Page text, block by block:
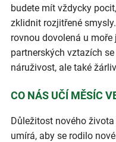
budete mít vždycky
zklidnit rozjitřené
rovnou dovolená u
partnerských vztazích
náruživost, ale také
CO NÁS UČÍ MĚSÍC
Důležitost nového
umírá, aby se rodilo